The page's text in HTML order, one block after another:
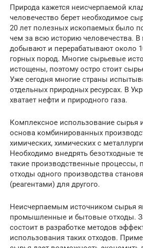
Природа кажется неисчерпаемой
человечество берет необходимое
20 лет полезных ископаемых было
чем за всю историю человечества. В
добывают и перерабатывают около
горных пород. Многие сырьевые
истощены, поэтому остро стоит
Уже сегодня многие страны
отдельных природных ресурсах. В
хватает нефти и природного газа.
Комплексное использование сырья
основа комбинированных
химических, химических с
Необходимо внедрять безотходные
такие производственные процессы,
отходы одного производства
(реагентами) для другого.
Неисчерпаемым источником сырья
промышленные и бытовые отходы.
состоит в разработке методов
использования таких отходов.